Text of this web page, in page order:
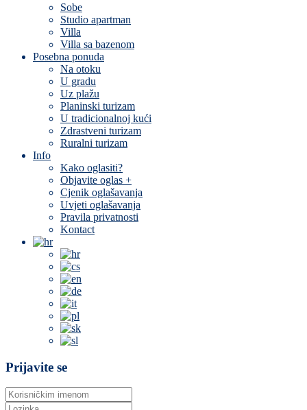
Sobe
Studio apartman
Villa
Villa sa bazenom
Posebna ponuda
Na otoku
U gradu
Uz plažu
Planinski turizam
U tradicionalnoj kući
Zdrastveni turizam
Ruralni turizam
Info
Kako oglasiti?
Objavite oglas +
Cjenik oglašavanja
Uvjeti oglašavanja
Pravila privatnosti
Kontact
Prijavite se